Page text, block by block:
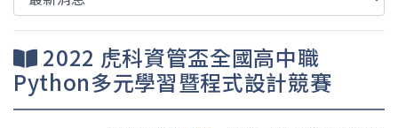
2022 虎科資管盃全國高中職
Python多元學習暨程式設計競賽